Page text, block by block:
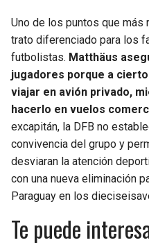
Uno de los puntos que
trato diferenciado para los
futbolistas. Matthäus
jugadores porque a
viajar en avión privado,
hacerlo en vuelos
excapitán, la DFB no
convivencia del grupo y
desviaran la atención
con una nueva eliminación
Paraguay en los
Te puede